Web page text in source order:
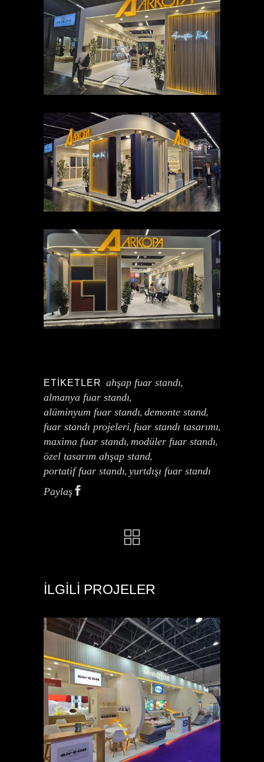
ETIKETLER ahşap fuar standı,
almanya fuar standı,
alüminyum fuar standı, demonte stand,
fuar standı projeleri, fuar standı tasarımı,
maxima fuar standı, modüler fuar standı,
özel tasarım ahşap stand,
portatif fuar standı, yurtdışı fuar standı
Paylaş
İLGILI PROJELER